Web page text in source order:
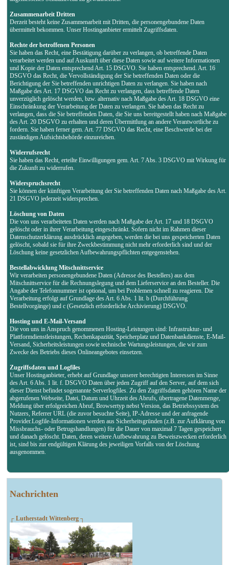
Nachrichten
┌ Lutherstadt Wittenberg ┐
Zusammenarbeit Dritten
Derzeit besteht keine Zusammenarbeit mit Dritten, die personengebundene Daten
übermittelt bekommen. Unser Hostinganbieter ermittelt Zugriffsdaten.
Rechte der betroffenen Personen
Sie haben das Recht, eine Bestätigung darüber zu verlangen, ob betreffende Daten
verarbeitet werden und auf Auskunft über diese Daten sowie auf weitere Informationen
und Kopie der Daten entsprechend Art. 15 DSGVO. Sie haben entsprechend. Art. 16
DSGVO das Recht, die Vervollständigung der Sie betreffenden Daten oder die
Berichtigung der Sie betreffenden unrichtigen Daten zu verlangen. Sie haben nach
Maßgabe des Art. 17 DSGVO das Recht zu verlangen, dass betreffende Daten
unverzüglich gelöscht werden, bzw. alternativ nach Maßgabe des Art. 18 DSGVO eine
Einschränkung der Verarbeitung der Daten zu verlangen. Sie haben das Recht zu
verlangen, dass die Sie betreffenden Daten, die Sie uns bereitgestellt haben nach Maßgabe
des Art. 20 DSGVO zu erhalten und deren Übermittlung an andere Verantwortliche zu
fordern. Sie haben ferner gem. Art. 77 DSGVO das Recht, eine Beschwerde bei der
zuständigen Aufsichtsbehörde einzureichen.
Widerrufsrecht
Sie haben das Recht, erteilte Einwilligungen gem. Art. 7 Abs. 3 DSGVO mit Wirkung für
die Zukunft zu widerrufen.
Widerspruchsrecht
Sie können der künftigen Verarbeitung der Sie betreffenden Daten nach Maßgabe des Art.
21 DSGVO jederzeit widersprechen.
Löschung von Daten
Die von uns verarbeiteten Daten werden nach Maßgabe der Art. 17 und 18 DSGVO
gelöscht oder in ihrer Verarbeitung eingeschränkt. Sofern nicht im Rahmen dieser
Datenschutzerklärung ausdrücklich angegeben, werden die bei uns gespeicherten Daten
gelöscht, sobald sie für ihre Zweckbestimmung nicht mehr erforderlich sind und der
Löschung keine gesetzlichen Aufbewahrungspflichten entgegenstehen.
Bestellabwicklung Mitschnittservice
Wir verarbeiten personengebundene Daten (Adresse des Bestellers) aus dem
Mitschnittservice für die Rechnungslegung und dem Lieferservice an den Besteller. Die
Angabe der Telefonnummer ist optional, um bei Problemen schnell zu reagieren. Die
Verarbeitung erfolgt auf Grundlage des Art. 6 Abs. 1 lit. b (Durchführung
Bestellvorgänge) und c (Gesetzlich erforderliche Archivierung) DSGVO.
Hosting und E-Mail-Versand
Die von uns in Anspruch genommenen Hosting-Leistungen sind: Infrastruktur- und
Plattformdienstleistungen, Rechenkapazität, Speicherplatz und Datenbankdienste, E-Mail-
Versand, Sicherheitsleistungen sowie technische Wartungsleistungen, die wir zum
Zwecke des Betriebs dieses Onlineangebotes einsetzen.
Zugriffsdaten und Logfiles
Unser Hostinganbieter, erhebt auf Grundlage unserer berechtigten Interessen im Sinne
des Art. 6 Abs. 1 lit. f. DSGVO Daten über jeden Zugriff auf den Server, auf dem sich
dieser Dienst befindet sogenannte Serverlogfiles. Zu den Zugriffsdaten gehören Name der
abgerufenen Webseite, Datei, Datum und Uhrzeit des Abrufs, übertragene Datenmenge,
Meldung über erfolgreichen Abruf, Browsertyp nebst Version, das Betriebssystem des
Nutzers, Referrer URL (die zuvor besuchte Seite), IP-Adresse und der anfragende
Provider.Logfile-Informationen werden aus Sicherheitsgründen (z.B. zur Aufklärung von
Missbrauchs- oder Betrugshandlungen) für die Dauer von maximal 7 Tagen gespeichert
und danach gelöscht. Daten, deren weitere Aufbewahrung zu Beweiszwecken erforderlich
ist, sind bis zur endgültigen Klärung des jeweiligen Vorfalls von der Löschung
ausgenommen.